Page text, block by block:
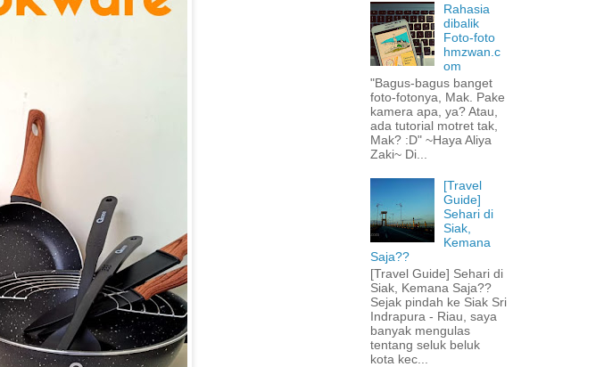
Rahasia
dibalik
Foto-foto
hmzwan.c
om
"Bagus-bagus banget
foto-fotonya, Mak. Pake
kamera apa, ya? Atau,
ada tutorial motret tak,
Mak? :D" ~Haya Aliya
Zaki~ Di...
[Travel
Guide]
Sehari di
Siak,
Kemana
Saja??
[Travel Guide] Sehari di
Siak, Kemana Saja??
Sejak pindah ke Siak Sri
Indrapura - Riau, saya
banyak mengulas
tentang seluk beluk
kota kec...